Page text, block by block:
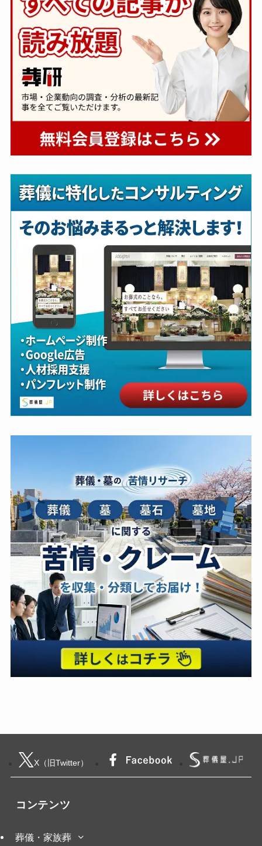
X（旧Twitter）
コンテンツ
葬儀・家族葬